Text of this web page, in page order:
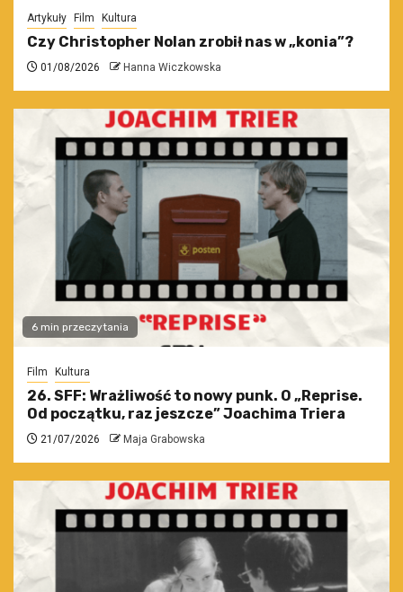
Artykuły Film Kultura
Czy Christopher Nolan zrobił nas w „konia”?
01/08/2026 Hanna Wiczkowska
6 min przeczytania
Film Kultura
26. SFF: Wrażliwość to nowy punk. O „Reprise.
Od początku, raz jeszcze” Joachima Triera
21/07/2026 Maja Grabowska